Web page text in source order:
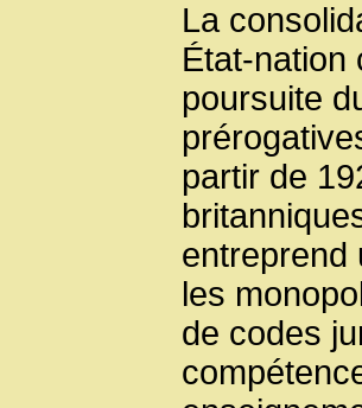
La
État-nation
poursuite
partir de
entreprend
les
de codes